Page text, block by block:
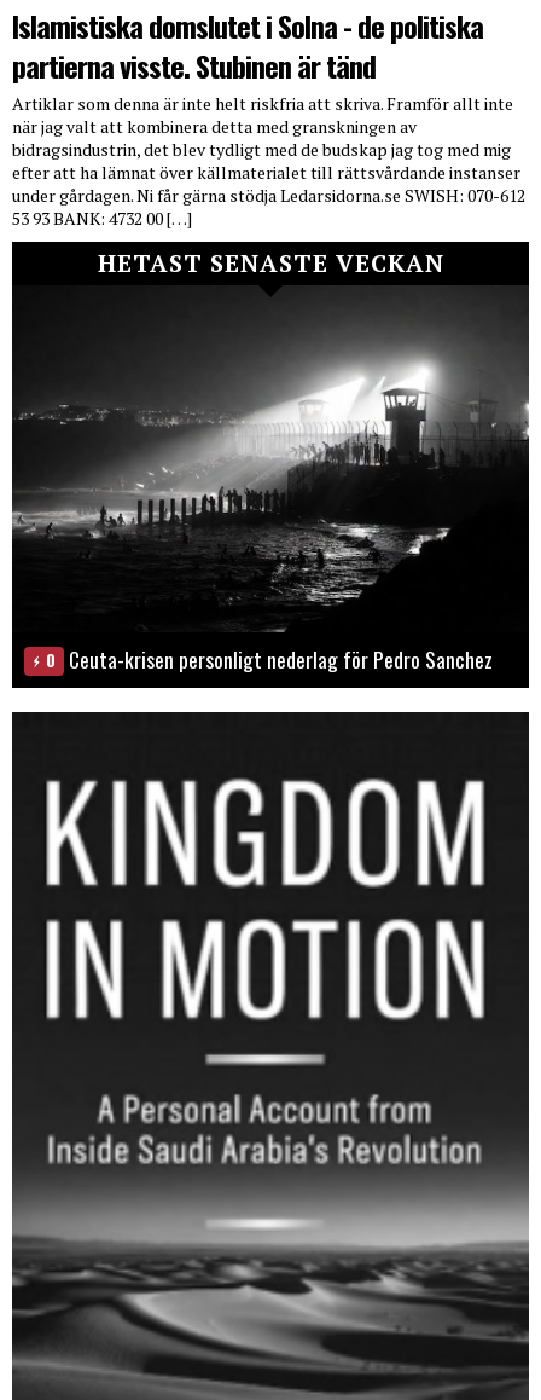
Islamistiska domslutet i Solna - de politiska
partierna visste. Stubinen är tänd
Artiklar som denna är inte helt riskfria att skriva. Framför allt inte
när jag valt att kombinera detta med granskningen av
bidragsindustrin, det blev tydligt med de budskap jag tog med mig
efter att ha lämnat över källmaterialet till rättsvårdande instanser
under gårdagen. Ni får gärna stödja Ledarsidorna.se SWISH: 070-612
53 93 BANK: 4732 00 […]
HETAST SENASTE VECKAN
0 Ceuta-krisen personligt nederlag för Pedro Sanchez